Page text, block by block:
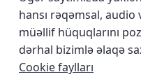
hansı rəqəmsal, audio
müəllif hüquqlarını
dərhal bizimlə əlaqə
Cookie faylları